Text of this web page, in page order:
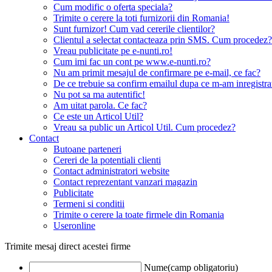
Cum modific o oferta speciala?
Trimite o cerere la toti furnizorii din Romania!
Sunt furnizor! Cum vad cererile clientilor?
Clientul a selectat contacteaza prin SMS. Cum procedez?
Vreau publicitate pe e-nunti.ro!
Cum imi fac un cont pe www.e-nunti.ro?
Nu am primit mesajul de confirmare pe e-mail, ce fac?
De ce trebuie sa confirm emailul dupa ce m-am
Nu pot sa ma autentific!
Am uitat parola. Ce fac?
Ce este un Articol Util?
Vreau sa public un Articol Util. Cum procedez?
Contact
Butoane parteneri
Cereri de la potentiali clienti
Contact administratori website
Contact reprezentant vanzari magazin
Publicitate
Termeni si conditii
Trimite o cerere la toate firmele din Romania
Useronline
Trimite mesaj direct acestei firme
Nume(camp obligatoriu)